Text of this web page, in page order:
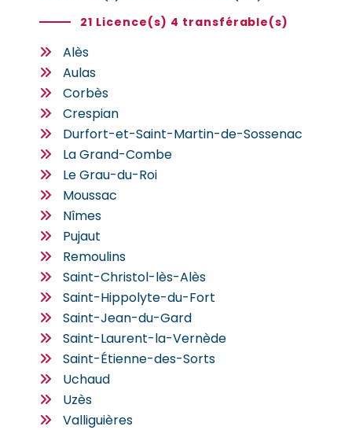
21 Licence(s) 4 transférable(s)
Alès
Aulas
Corbès
Crespian
Durfort-et-Saint-Martin-de-Sossenac
La Grand-Combe
Le Grau-du-Roi
Moussac
Nîmes
Pujaut
Remoulins
Saint-Christol-lès-Alès
Saint-Hippolyte-du-Fort
Saint-Jean-du-Gard
Saint-Laurent-la-Vernède
Saint-Étienne-des-Sorts
Uchaud
Uzès
Valliguières